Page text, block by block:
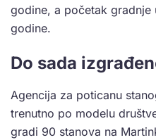
godine, a početak
godine.
Do sada
Agencija za poticanu
trenutno po modelu
gradi 90 stanova na